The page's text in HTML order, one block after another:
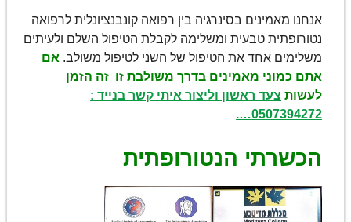
אנחנו מאמינים בסינרגיה בין רפואה קונבנציונלית לרפואה
נטורופתית טבעית ומשלימה לקבלת הטיפול השלם ולעיתים
משלימים אחד את הטיפול של השני לטיפול משולב. אם
אתם כמוני מאמינים בדרך משולבת זו זה הזמן
לעשות צעד ראשון וליצור איתי קשר בנייד :
0507394272….
הכשרתי הנטורופתית